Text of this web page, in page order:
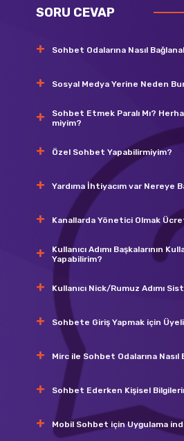
SORU CEVAP
Sohbet Odalarına Nasıl
Sosyal Medya Yerine Neden
Sohbet Etmek Paralı Mı?
miyim?
Özel Sohbet Yapabilirmiyim?
Yardıma İhtiyacım var Nereye
Kanallarda Yönetici Olmak
Kullanıcı Adımı Başkalarının
Yapabilirim?
Kullanıcı Nick/Rumuz Adımı
Sohbete Giriş Yapmak için
Mirc ile Sohbet Odalarına Nasıl
Sohbet Ederken Kişisel
Mobil Sohbet için Uygulama